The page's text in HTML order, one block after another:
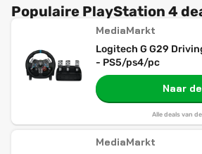
Populaire PlayStation 4
MediaMarkt
Logitech G G29
- PS5/ps4/pc
Naar
Alle deals van
MediaMarkt